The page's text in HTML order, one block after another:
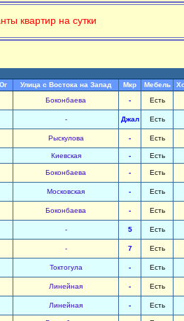
квартир на сутки
Улица с Востока на Запад Мкр Мебель
Боконбаева - Есть
- Джал Есть
Рыскулова - Есть
Киевская - Есть
Боконбаева - Есть
Московская - Есть
Боконбаева - Есть
- 5 Есть
- 7 Есть
Токтогула - Есть
Линейная - Есть
Линейная - Есть